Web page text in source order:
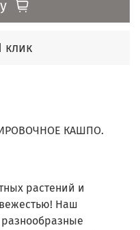
клик
КАШПО.
растений и
Наш